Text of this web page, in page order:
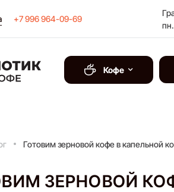
+7 996 964-09-69
Кофе
Готовим зерновой кофе в капельной
ЗЕРНОВОЙ